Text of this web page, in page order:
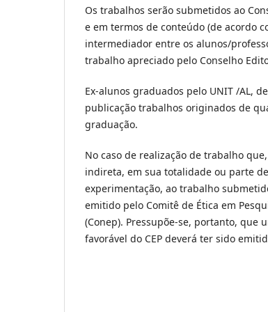
Os trabalhos serão submetidos ao
e em termos de conteúdo (de acordo
intermediador entre os alunos/
trabalho apreciado pelo Conselho
Ex-alunos graduados pelo UNIT /AL,
publicação trabalhos originados de
graduação.
No caso de realização de trabalho
indireta, em sua totalidade ou parte
experimentação, ao trabalho
emitido pelo Comitê de Ética em
(Conep). Pressupõe-se, portanto, que
favorável do CEP deverá ter sido